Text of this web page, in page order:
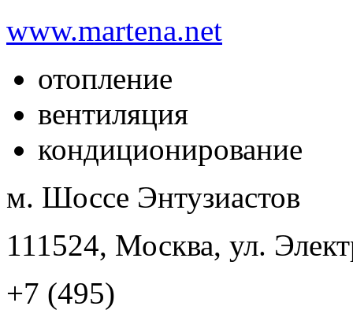
www.martena.net
отопление
вентиляция
кондиционирование
м. Шоссе Энтузиастов
111524, Москва, ул.
+7 (495)